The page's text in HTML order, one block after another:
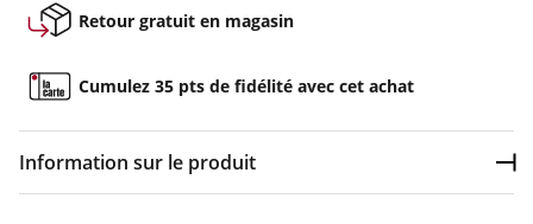
Retour gratuit en magasin
Cumulez 35 pts de fidélité avec cet achat
Information sur le produit